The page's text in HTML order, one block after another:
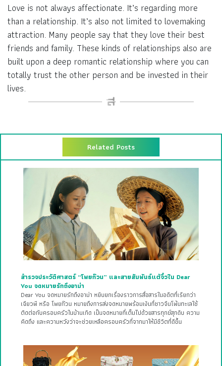
Love is not always affectionate. It’s regarding more
than a relationship. It’s also not limited to lovemaking
attraction. Many people say that they love their best
friends and family. These kinds of relationships also are
built upon a deep romantic relationship where you can
totally trust the other person and be invested in their
lives.
Related Posts
สำรวจประวัติศาสตร์ “โพยก๊วน” และสายสัมพันธ์แต้จิ๋วใน Dear
You จดหมายรักถึงอาม่า
Dear You จดหมายรักถึงอาม่า หยิบยกเรื่องราวการสื่อสารในอดีตที่เรียกว่า
เฉียวพี หรือ โพยก๊วน หมายถึงการส่งจดหมายพร้อมเงินที่ชาวจีนโพ้นทะเลใช้
ติดต่อกับครอบครัวในบ้านเกิด เป็นจดหมายที่เต็มไปด้วยสารทุกข์สุกดิบ ความ
คิดถึง และความหวังว่าจะช่วยเหลือครอบครัวที่จากมาให้มีชีวิตที่ดีขึ้น